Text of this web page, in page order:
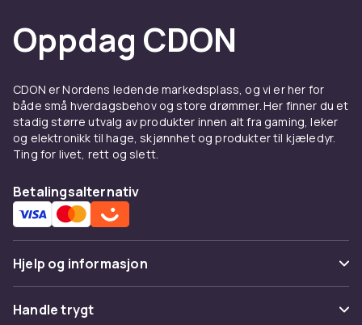
Oppdag CDON
CDON er Nordens ledende markedsplass, og vi er her for
både små hverdagsbehov og store drømmer. Her finner du et
stadig større utvalg av produkter innen alt fra gaming, leker
og elektronikk til hage, skjønnhet og produkter til kjæledyr.
Ting for livet, rett og slett.
Betalingsalternativ
Hjelp og informasjon
Vanlige spørsmål
Handle trygt